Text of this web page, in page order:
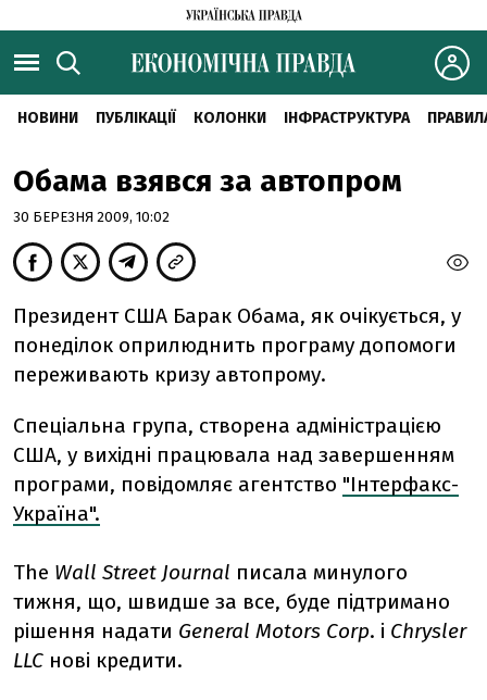
НОВИНИ ПУБЛІКАЦІЇ КОЛОНКИ ІНФРАСТРУКТУРА
Обама взявся за автопром
30 БЕРЕЗНЯ 2009, 10:02
Президент США Барак Обама, як очікується, у
понеділок оприлюднить програму допомоги
переживають кризу автопрому.
Спеціальна група, створена адміністрацією
США, у вихідні працювала над завершенням
програми, повідомляє агентство "Інтерфакс-
Україна".
The Wall Street Journal писала минулого
тижня, що, швидше за все, буде підтримано
рішення надати General Motors Corp. і Chrysler
LLC нові кредити.